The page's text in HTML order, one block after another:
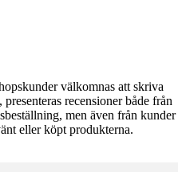
välkomnas att skriva
recensioner både från
men även från kunder
eller köpt produkterna.